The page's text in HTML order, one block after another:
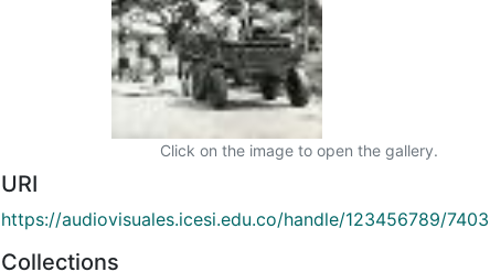
Click on the image to open the gallery.
URI
https://audiovisuales.icesi.edu.co/handle/123456789/
Collections